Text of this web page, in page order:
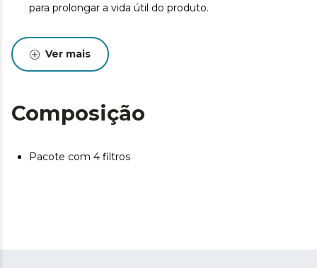
para prolongar a vida útil do produto.
Ver mais
Composição
Pacote com 4 filtros